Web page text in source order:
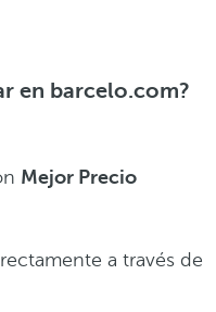
en barcelo.com?
Mejor Precio
a través de